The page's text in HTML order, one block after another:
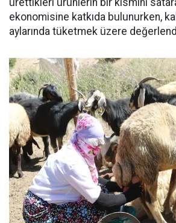
ürettikleri ürünlerin bir kısmını
ekonomisine katkıda bulunurken,
aylarında tüketmek üzere